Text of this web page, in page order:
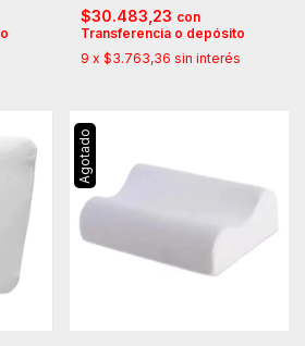
$30.483,23 con
Transferencia o depósito
9 x $3.763,36 sin interés